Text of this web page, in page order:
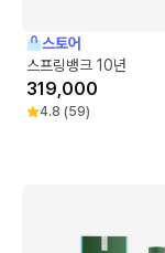
스토어
스프링뱅크 10년
319,000
4.8 (59)